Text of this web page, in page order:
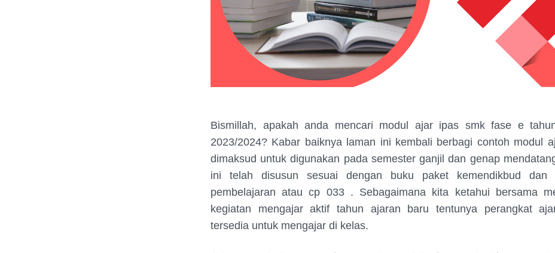
Bismillah, apakah anda mencari modul ajar ipas smk fase e
2023/2024? Kabar baiknya laman ini kembali berbagi contoh modul
dimaksud untuk digunakan pada semester ganjil dan genap
ini telah disusun sesuai dengan buku paket kemendikbud dan
pembelajaran atau cp 033 . Sebagaimana kita ketahui bersama
kegiatan mengajar aktif tahun ajaran baru tentunya perangkat
tersedia untuk mengajar di kelas.